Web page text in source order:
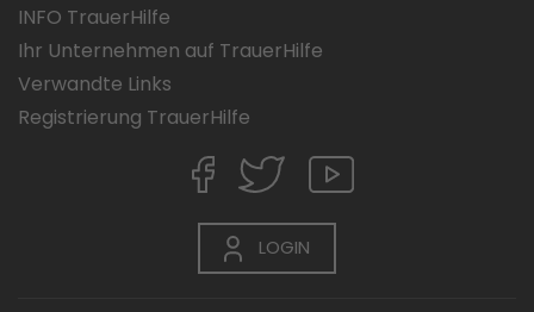
INFO TrauerHilfe
Ihr Unternehmen auf TrauerHilfe
Verwandte Links
Registrierung TrauerHilfe
LOGIN